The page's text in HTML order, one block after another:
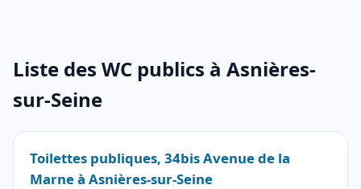
Liste des WC publics à Asnières-
sur-Seine
Toilettes publiques, 34bis Avenue de la
Marne à Asnières-sur-Seine